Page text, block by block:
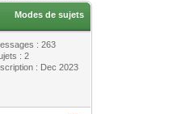
Modes de sujets
: 263
: 2
: Dec 2023